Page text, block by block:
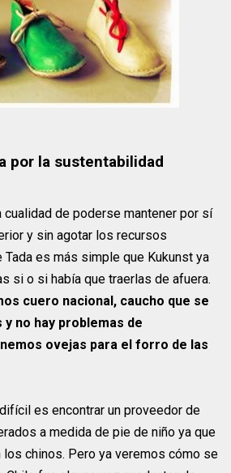
por la sustentabilidad
de poderse mantener por sí
y sin agotar los recursos
es más simple que Kukunst ya
si o si había que traerlas de afuera.
cuero nacional, caucho que se
no hay problemas de
ovejas para el forro de las
es encontrar un proveedor de
a medida de pie de niño ya que
los chinos. Pero ya veremos cómo se